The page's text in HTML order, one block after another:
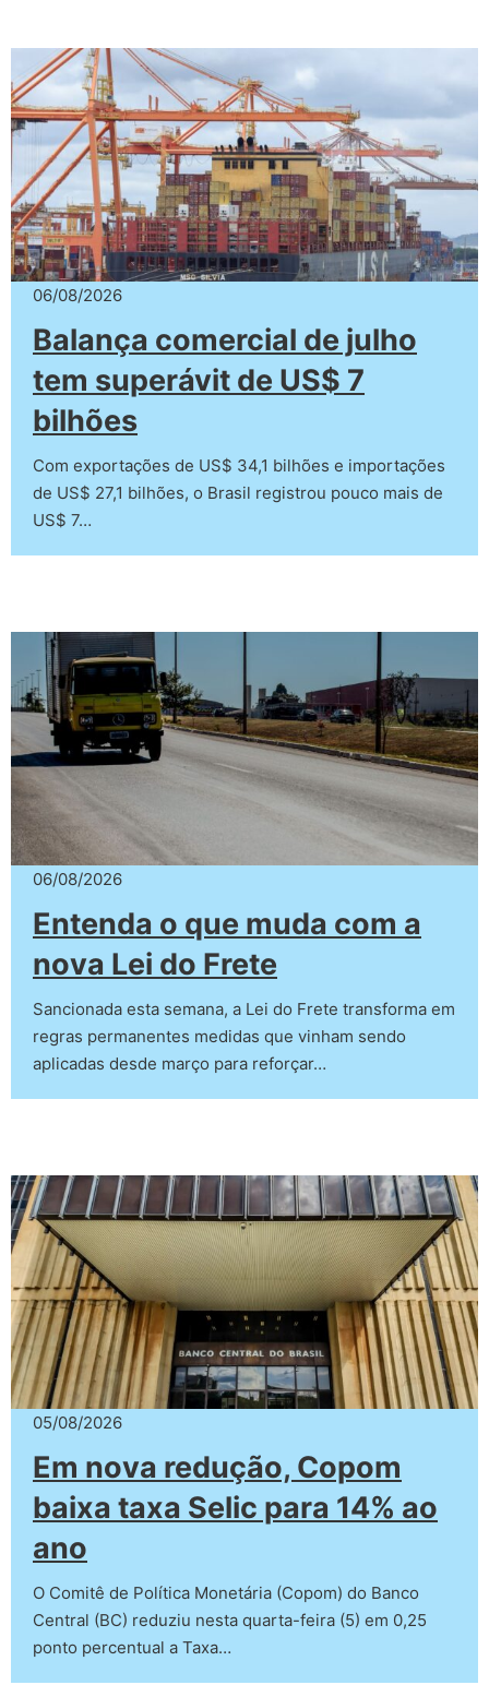
06/08/2026
Balança comercial de julho
tem superávit de US$ 7
bilhões
Com exportações de US$ 34,1 bilhões e importações
de US$ 27,1 bilhões, o Brasil registrou pouco mais de
US$ 7…
06/08/2026
Entenda o que muda com a
nova Lei do Frete
Sancionada esta semana, a Lei do Frete transforma em
regras permanentes medidas que vinham sendo
aplicadas desde março para reforçar…
05/08/2026
Em nova redução, Copom
baixa taxa Selic para 14% ao
ano
O Comitê de Política Monetária (Copom) do Banco
Central (BC) reduziu nesta quarta-feira (5) em 0,25
ponto percentual a Taxa…